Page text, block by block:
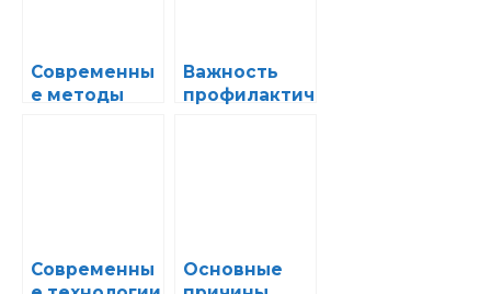
Современны
е методы
Важность
профилактич
Современны
Основные